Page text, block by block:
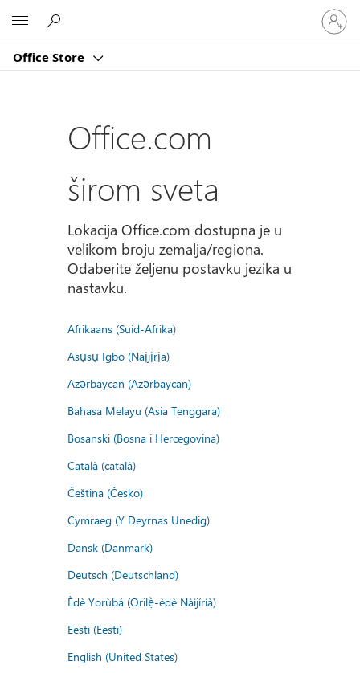
Office Store
Prijavite
se
na
Office.com
širom sveta
Lokacija Office.com dostupna je u
velikom broju zemalja/regiona.
Odaberite željenu postavku jezika u
nastavku.
Afrikaans (Suid-Afrika)
Asụsụ Igbo (Naịjịrịa)
Azərbaycan (Azərbaycan)
Bahasa Melayu (Asia Tenggara)
Bosanski (Bosna i Hercegovina)
Català (català)
Čeština (Česko)
Cymraeg (Y Deyrnas Unedig)
Dansk (Danmark)
Deutsch (Deutschland)
Èdè Yorùbá (Orilẹ̀-èdè Nàìjíríà)
Eesti (Eesti)
English (United States)